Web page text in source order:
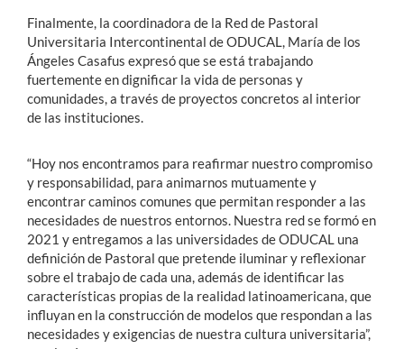
Finalmente, la coordinadora de la Red de Pastoral
Universitaria Intercontinental de ODUCAL, María de los
Ángeles Casafus expresó que se está trabajando
fuertemente en dignificar la vida de personas y
comunidades, a través de proyectos concretos al interior
de las instituciones.
“Hoy nos encontramos para reafirmar nuestro compromiso
y responsabilidad, para animarnos mutuamente y
encontrar caminos comunes que permitan responder a las
necesidades de nuestros entornos. Nuestra red se formó en
2021 y entregamos a las universidades de ODUCAL una
definición de Pastoral que pretende iluminar y reflexionar
sobre el trabajo de cada una, además de identificar las
características propias de la realidad latinoamericana, que
influyan en la construcción de modelos que respondan a las
necesidades y exigencias de nuestra cultura universitaria”,